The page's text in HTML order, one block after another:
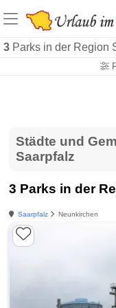
3 Parks in der Region
Städte und
Saarpfalz
3 Parks in der
Saarpfalz Neunkirchen